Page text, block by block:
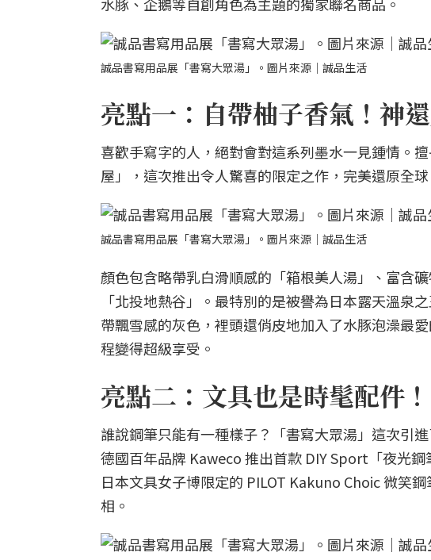
誠品書寫用品展「書寫大眾湯」。圖片來源｜誠品生活
亮點一：自帶柚子香氣！神
喜歡手寫字的人，絕對會對這系列墨水一見鍾情。
屋」，這次推出令人驚喜的限定之作，完美還原全球
誠品書寫用品展「書寫大眾湯」。圖片來源｜誠品生活
顏色包含略帶乳白滑順感的「箱根美人湯」、富含
「北投地熱谷」。最特別的是被譽為日本露天溫泉
帶飄雪感的灰色，裡頭還俏皮地加入了水豚泡澡最
程變得超級享受。
亮點二：文具也是時髦配件
誰說鋼筆只能有一種樣子？「書寫大眾湯」這次引
德國百年品牌 Kaweco 推出首款 DIY Sport「夜光
日本文具女子博限定的 PILOT Kakuno Choic 微笑
相。